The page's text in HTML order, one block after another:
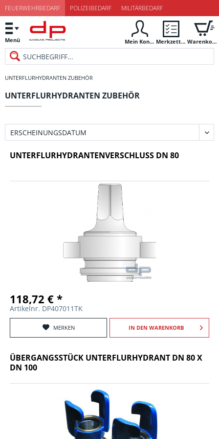
FEUERWEHRBEDARF POLIZEIBEDARF MILITÄRBEDARF
Menü Mein Konto Merkzettel Warenkorb
UNTERFLURHYDRANTEN ZUBEHÖR
UNTERFLURHYDRANTEN ZUBEHÖR
UNTERFLURHYDRANTENVERSCHLUSS DN 80
118,72 € *
Artikelnr. DP407011TK
MERKEN IN DEN WARENKORB
ÜBERGANGSSTÜCK UNTERFLURHYDRANT DN 80 X
DN 100